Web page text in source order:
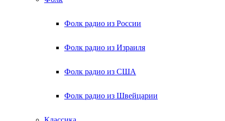
Фолк радио из России
Фолк радио из Израиля
Фолк радио из США
Фолк радио из Швейцарии